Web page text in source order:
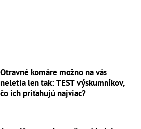
Otravné komáre možno na vás
neletia len tak: TEST výskumníkov,
čo ich priťahujú najviac?